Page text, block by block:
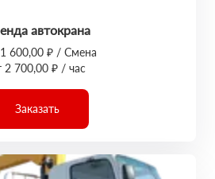
автокрана
600,00 ₽ / Смена
2 700,00 ₽ / час
Заказать